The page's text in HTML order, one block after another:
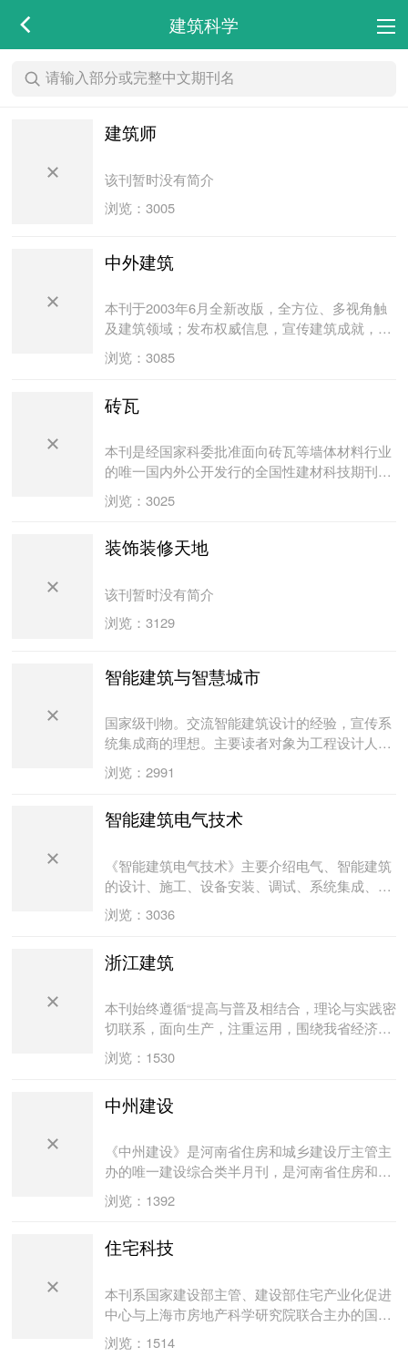
建筑科学
建筑师
该刊暂时没有简介
浏览：3005
中外建筑
本刊于2003年6月全新改版，全方位、多视角触
及建筑领域；发布权威信息，宣传建筑成就，推
介学术成果，探索建筑新路；为优秀建筑作品提
供展示舞台，为业内人士评定职称发表论文提供
浏览：3085
砖瓦
本刊是经国家科委批准面向砖瓦等墙体材料行业
的唯一国内外公开发行的全国性建材科技期刊。
权威报道国家有关行业的方针、政策及最新科研
成果、新产品、新设备、新工艺及国内外有关墙
进行学术探讨、技术交流、传播信息的园地。本
25个，通讯员达400多人，所建的“中国墙材信息
志社每年在全行业举加技术交流装备展览会一
浏览：3025
装饰装修天地
该刊暂时没有简介
浏览：3129
智能建筑与智慧城市
国家级刊物。交流智能建筑设计的经验，宣传系
统集成商的理想。主要读者对象为工程设计人
员、技术人员、高校师生、智能领域中的系统集
成商、产品供应商、房地产开发商等。
浏览：2991
智能建筑电气技术
《智能建筑电气技术》主要介绍电气、智能建筑
的设计、施工、设备安装、调试、系统集成、网
络技术等，报道内容既有理论研究的传播、又有
实践经验的交流，包括电气、智能建筑行业的新
准，以及国内外建筑电气及智能建筑技术方面相
计院、大专院校、科研单位、建筑施工安装单
位、产品供应商、系统集成商、房地产开发商等
浏览：3036
浙江建筑
本刊始终遵循“提高与普及相结合，理论与实践密
切联系，面向生产，注重运用，围绕我省经济建
设的中心任务不断开拓创新，推动我省建设科技
进步”的办刊宗旨。刊物内容重点宣传党和国家关
各行业的科学研究新课题、新成果，交流和推广
践的新经验等。
浏览：1530
中州建设
《中州建设》是河南省住房和城乡建设厅主管主
办的唯一建设综合类半月刊，是河南省住房和城
乡建设厅指定为全省建设领域内发布各种公告的
媒体。 自2008年《中州建设》改版以来，一直
组织深度报道，并努力与市场对接，内容更贴近
国家的城建建设指导方针和法规，努力传播国内
外城镇化建设的先进理念和经验，积极宣传建设
表专家、学者和广大工程技术人员的理论文章。
浏览：1392
住宅科技
本刊系国家建设部主管、建设部住宅产业化促进
中心与上海市房地产科学研究院联合主办的国内
外公开发行的科技类学术期刊。以住宅建设全过
程的科技问题为内容，宏观与微观结合，理论与
浏览：1514